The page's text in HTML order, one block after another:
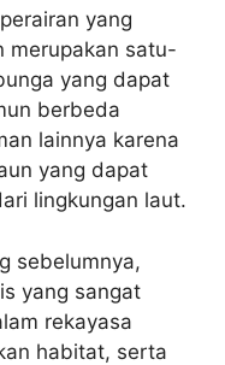
yang
merupakan satu-
yang dapat
berbeda
lainnya karena
yang dapat
lingkungan laut.
sebelumnya,
yang sangat
rekayasa
habitat, serta